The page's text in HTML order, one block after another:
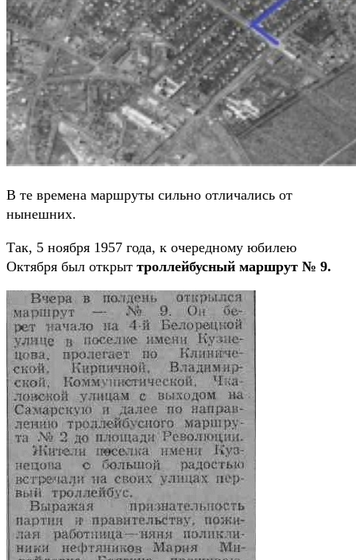
В те времена маршруты сильно отличались от
нынешних.
Так, 5 ноября 1957 года, к очередному юбилею
Октября был открыт троллейбусный маршрут № 9.